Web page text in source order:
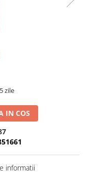
zile
IN COS
informatii